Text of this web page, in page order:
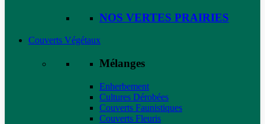
NOS VERTES PRAIRIES
Couverts Végétaux
Mélanges
Enherbement
Cultures Dérobées
Couverts Faunistiques
Couverts Fleuris